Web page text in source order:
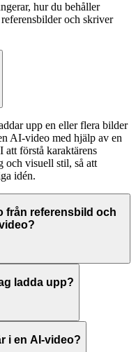
hur du behåller
och skriver
upp en eller flera bilder
AI-video med hjälp av en
att förstå karaktärens
och visuell stil, så att
idén.
från referensbild och
ladda upp?
i en AI-video?